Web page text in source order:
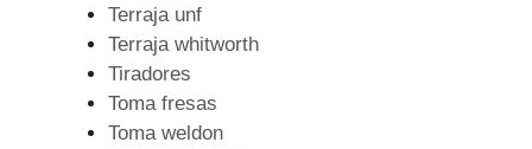
Terraja unf
Terraja whitworth
Tiradores
Toma fresas
Toma weldon